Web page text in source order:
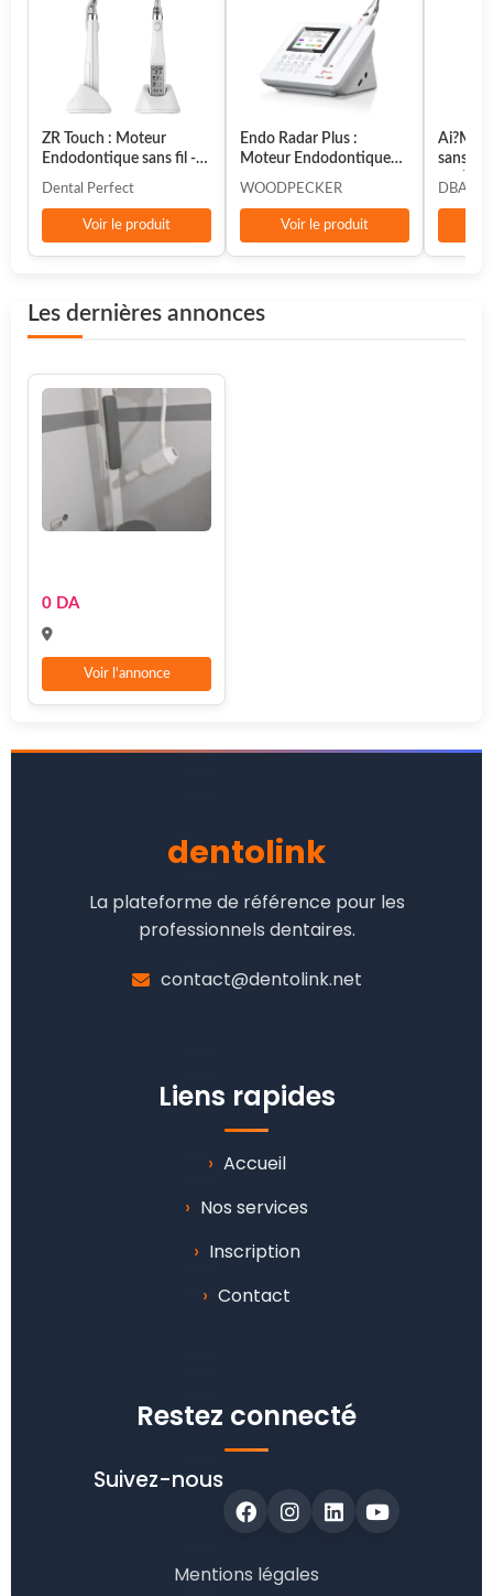
ZR Touch : Moteur
Endodontique sans fil -
Dental Perfect
Voir le produit
Endo Radar Plus :
Moteur Endodontique
� Woodpecker
WOODPECKER
Voir le produit
sans fil
DBA
Les dernières annonces
0 DA
Voir l'annonce
dentolink
La plateforme de référence pour les
professionnels dentaires.
contact@dentolink.net
Liens rapides
› Accueil
› Nos services
› Inscription
› Contact
Restez connecté
Suivez-nous
Mentions légales